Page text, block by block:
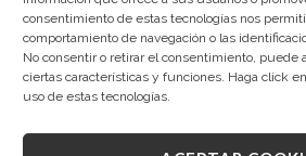
consentimiento de estas tecnologías nos
comportamiento de navegación o las
No consentir o retirar el consentimiento, puede
ciertas características y funciones. Haga click en
uso de estas tecnologías.